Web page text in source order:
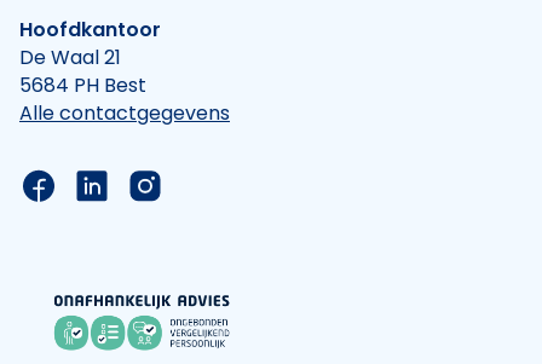
Hoofdkantoor
De Waal 21
5684 PH Best
Alle contactgegevens
Link naar de Facebook pagina van Hypotheek
Link naar de LinkedIn pagina van
Link naar de Instagram pagina van